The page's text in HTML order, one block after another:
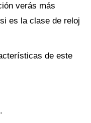
verás más
es la clase de reloj
de este